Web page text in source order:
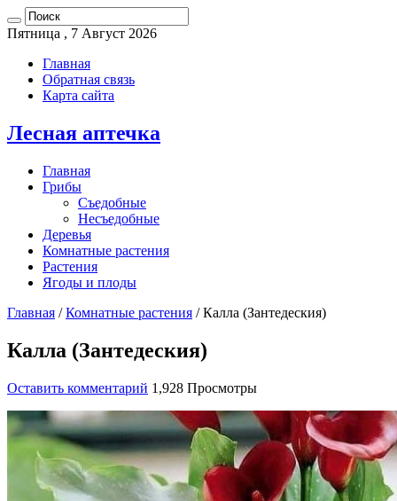
Пятница , 7 Август 2026
Главная
Обратная связь
Карта сайта
Лесная аптечка
Главная
Грибы
Съедобные
Несъедобные
Деревья
Комнатные растения
Растения
Ягоды и плоды
Главная / Комнатные растения / Калла (Зантедеския)
Калла (Зантедеския)
Оставить комментарий 1,928 Просмотры